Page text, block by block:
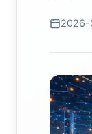
2026-